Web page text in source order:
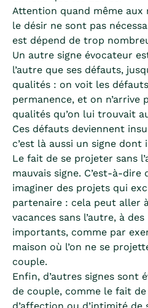
Attention quand même
le désir ne sont pas
est dépend de trop
Un autre signe évocateur
l’autre que ses défauts,
qualités : on voit les
permanence, et on n’arrive
qualités qu’on lui trouvait
Ces défauts deviennent
c’est là aussi un signe dont
Le fait de se projeter sans
mauvais signe. C’est-à-dire
imaginer des projets qui
partenaire : cela peut aller
vacances sans l’autre, à
importants, comme par
maison où l’on ne se
couple.
Enfin, d’autres signes sont
de couple, comme le fait